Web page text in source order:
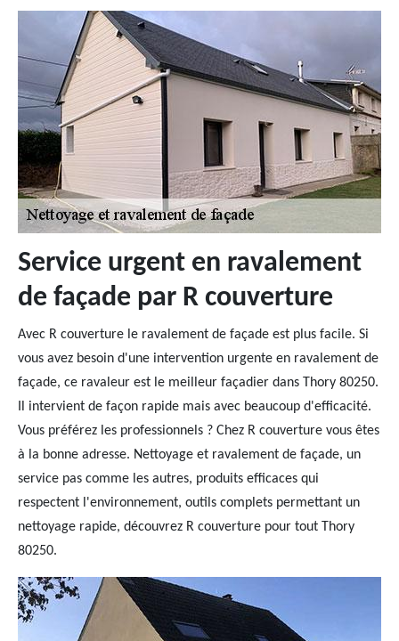
Service urgent en ravalement
de façade par R couverture
Avec R couverture le ravalement de façade est plus facile. Si
vous avez besoin d'une intervention urgente en ravalement de
façade, ce ravaleur est le meilleur façadier dans Thory 80250.
Il intervient de façon rapide mais avec beaucoup d'efficacité.
Vous préférez les professionnels ? Chez R couverture vous êtes
à la bonne adresse. Nettoyage et ravalement de façade, un
service pas comme les autres, produits efficaces qui
respectent l'environnement, outils complets permettant un
nettoyage rapide, découvrez R couverture pour tout Thory
80250.